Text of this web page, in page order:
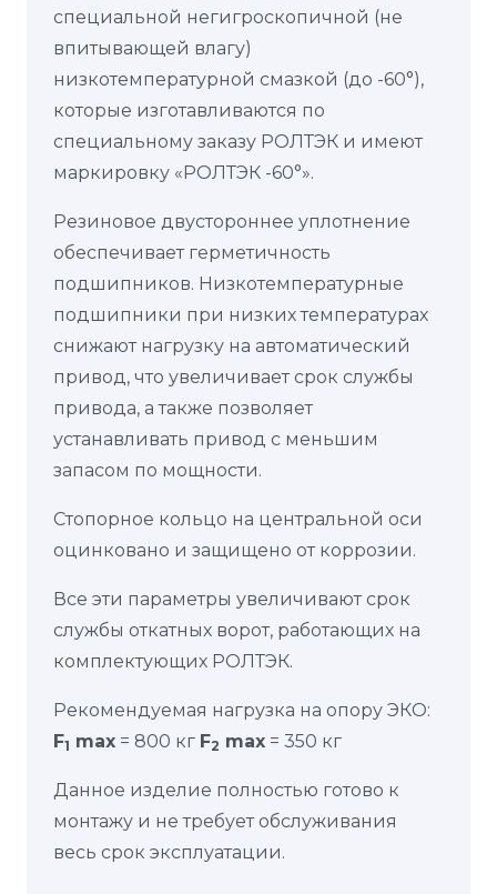
специальной негигроскопичной (не
впитывающей влагу)
низкотемпературной смазкой (до -60°),
которые изготавливаются по
специальному заказу РОЛТЭК и имеют
маркировку «РОЛТЭК -60°».
Резиновое двустороннее уплотнение
обеспечивает герметичность
подшипников. Низкотемпературные
подшипники при низких температурах
снижают нагрузку на автоматический
привод, что увеличивает срок службы
привода, а также позволяет
устанавливать привод с меньшим
запасом по мощности.
Стопорное кольцо на центральной оси
оцинковано и защищено от коррозии.
Все эти параметры увеличивают срок
службы откатных ворот, работающих на
комплектующих РОЛТЭК.
Рекомендуемая нагрузка на опору ЭКО:
F1 maх = 800 кг F2 max = 350 кг
Данное изделие полностью готово к
монтажу и не требует обслуживания
весь срок эксплуатации.